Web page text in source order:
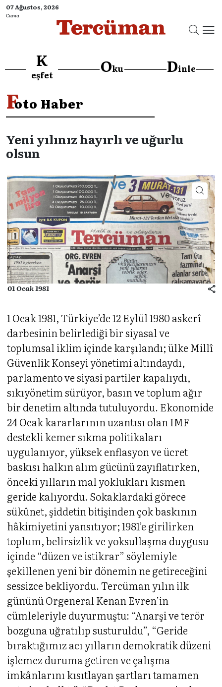
07 Ağustos, 2026
Cuma
K
eşfet Oku Dinle
Foto Haber
Yeni yılınız hayırlı ve uğurlu
olsun
01 Ocak 1981
1 Ocak 1981, Türkiye’de 12 Eylül 1980 askerî
darbesinin belirlediği bir siyasal ve
toplumsal iklim içinde karşılandı; ülke Millî
Güvenlik Konseyi yönetimi altındaydı,
parlamento ve siyasi partiler kapalıydı,
sıkıyönetim sürüyor, basın ve toplum ağır
bir denetim altında tutuluyordu. Ekonomide
24 Ocak kararlarının uzantısı olan IMF
destekli kemer sıkma politikaları
uygulanıyor, yüksek enflasyon ve ücret
baskısı halkın alım gücünü zayıflatırken,
önceki yılların mal yoklukları kısmen
geride kalıyordu. Sokaklardaki görece
sükûnet, şiddetin bitişinden çok baskının
hâkimiyetini yansıtıyor; 1981’e girilirken
toplum, belirsizlik ve yoksullaşma duygusu
içinde “düzen ve istikrar” söylemiyle
şekillenen yeni bir dönemin ne getireceğini
sessizce bekliyordu. Tercüman yılın ilk
gününü Orgeneral Kenan Evren’in
cümleleriyle duyurmuştu: “Anarşi ve terör
bozguna uğratılıp susturuldu”, “Geride
bıraktığımız acı yılların demokratik düzeni
işlemez duruma getiren ve çalışma
imkânlarını kısıtlayan şartları tamamen